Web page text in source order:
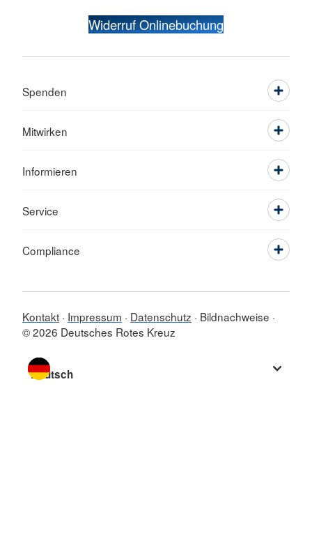
Widerruf Onlinebuchung
Spenden
Mitwirken
Informieren
Service
Compliance
Kontakt Impressum Datenschutz
Bildnachweise
© 2026 Deutsches Rotes Kreuz
Sprache wechseln zu